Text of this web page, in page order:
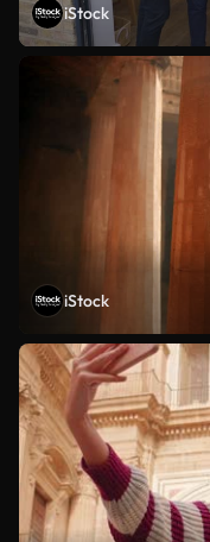
iStock
iStock